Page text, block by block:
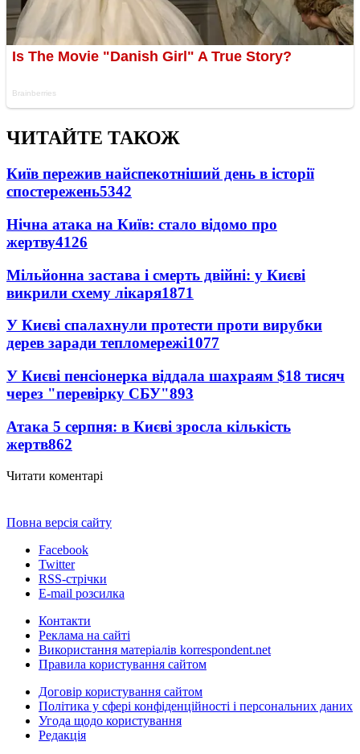
ЧИТАЙТЕ ТАКОЖ
Київ пережив найспекотніший день в історії
спостережень5342
Нічна атака на Київ: стало відомо про
жертву4126
Мільйонна застава і смерть двійні: у Києві
викрили схему лікаря1871
У Києві спалахнули протести проти вирубки
дерев заради тепломережі1077
У Києві пенсіонерка віддала шахраям $18 тисяч
через "перевірку СБУ"893
Атака 5 серпня: в Києві зросла кількість
жертв862
Читати коментарі
Повна версія сайту
Facebook
Twitter
RSS-стрічки
E-mail розсилка
Контакти
Реклама на сайті
Використання матеріалів korrespondent.net
Правила користування сайтом
Договір користування сайтом
Політика у сфері конфіденційності і персональних даних
Угода щодо користування
Редакція